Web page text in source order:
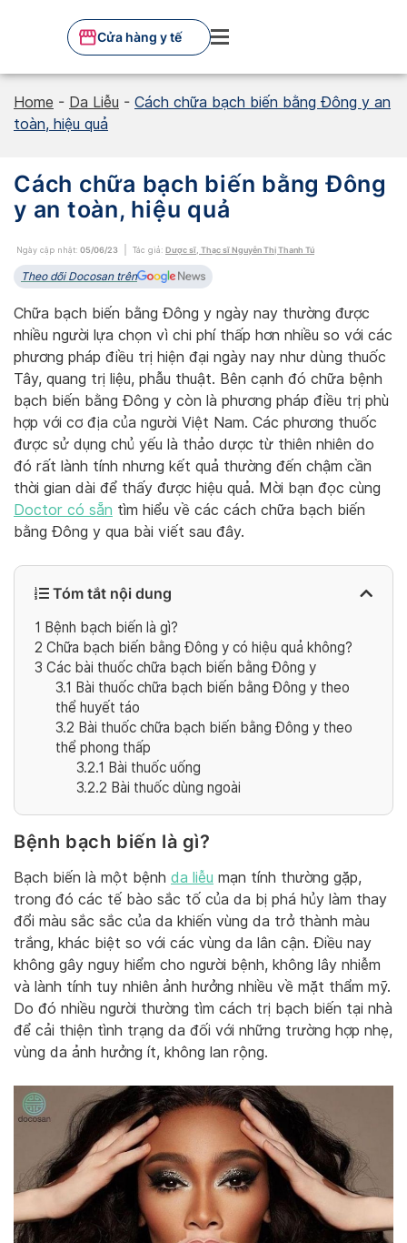
Cửa hàng y tế
Home - Da Liễu - Cách chữa bạch biến bằng Đông y an
toàn, hiệu quả
Cách chữa bạch biến bằng Đông
y an toàn, hiệu quả
Ngày cập nhật: 05/06/23 Tác giả: Dược sĩ, Thạc sĩ Nguyễn Thị Thanh Tú
Theo dõi Docosan trên
Chữa bạch biến bằng Đông y ngày nay thường được
nhiều người lựa chọn vì chi phí thấp hơn nhiều so với các
phương pháp điều trị hiện đại ngày nay như dùng thuốc
Tây, quang trị liệu, phẫu thuật. Bên cạnh đó chữa bệnh
bạch biến bằng Đông y còn là phương pháp điều trị phù
hợp với cơ địa của người Việt Nam. Các phương thuốc
được sử dụng chủ yếu là thảo dược từ thiên nhiên do
đó rất lành tính nhưng kết quả thường đến chậm cần
thời gian dài để thấy được hiệu quả. Mời bạn đọc cùng
Doctor có sẵn tìm hiểu về các cách chữa bạch biến
bằng Đông y qua bài viết sau đây.
Tóm tắt nội dung
1 Bệnh bạch biến là gì?
2 Chữa bạch biến bằng Đông y có hiệu quả không?
3 Các bài thuốc chữa bạch biến bằng Đông y
3.1 Bài thuốc chữa bạch biến bằng Đông y theo
thể huyết táo
3.2 Bài thuốc chữa bạch biến bằng Đông y theo
thể phong thấp
3.2.1 Bài thuốc uống
3.2.2 Bài thuốc dùng ngoài
Bệnh bạch biến là gì?
Bạch biến là một bệnh da liễu mạn tính thường gặp,
trong đó các tế bào sắc tố của da bị phá hủy làm thay
đổi màu sắc sắc của da khiến vùng da trở thành màu
trắng, khác biệt so với các vùng da lân cận. Điều nay
không gây nguy hiểm cho người bệnh, không lây nhiễm
và lành tính tuy nhiên ảnh hưởng nhiều về mặt thẩm mỹ.
Do đó nhiều người thường tìm cách trị bạch biến tại nhà
để cải thiện tình trạng da đối với những trường hợp nhẹ,
vùng da ảnh hưởng ít, không lan rộng.